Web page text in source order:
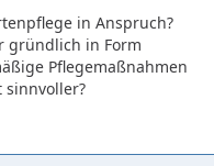
in Anspruch?
gründlich in Form
Pflegemaßnahmen
sinnvoller?